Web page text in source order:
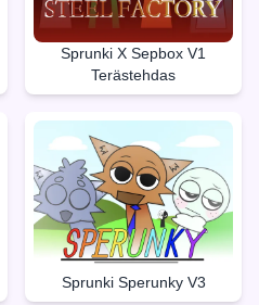
Sprunki X Sepbox V1
Terästehdas
Sprunki Sperunky V3